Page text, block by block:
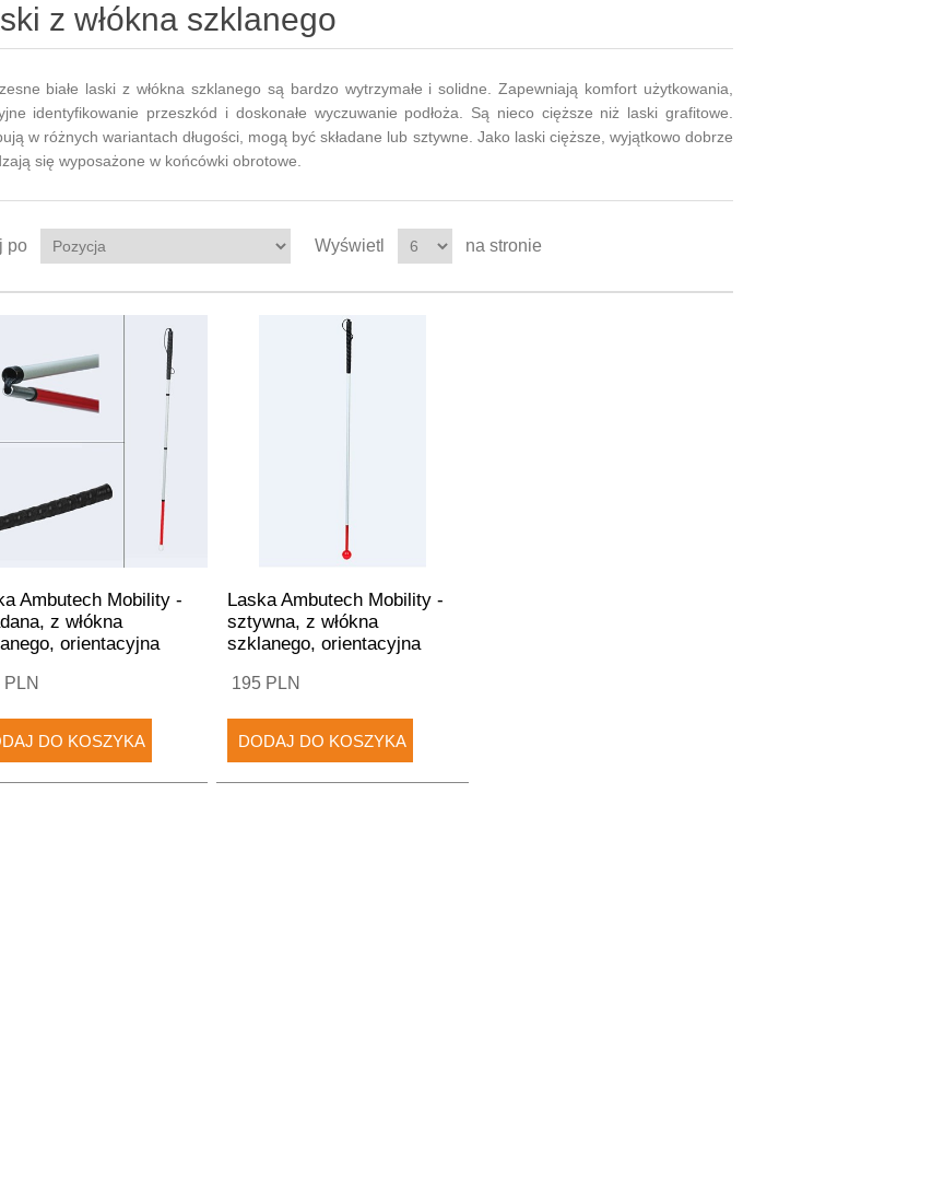
z włókna szklanego
białe laski z włókna szklanego są bardzo wytrzymałe i solidne. Zapewniają komfort użytkowania,
identyfikowanie przeszkód i doskonałe wyczuwanie podłoża. Są nieco cięższe niż laski grafitowe.
w różnych wariantach długości, mogą być składane lub sztywne. Jako laski cięższe, wyjątkowo dobrze
się wyposażone w końcówki obrotowe.
po Wyświetl na stronie
Ambutech Mobility -
z włókna
orientacyjna
PLN
Laska Ambutech Mobility -
sztywna, z włókna
szklanego, orientacyjna
195 PLN